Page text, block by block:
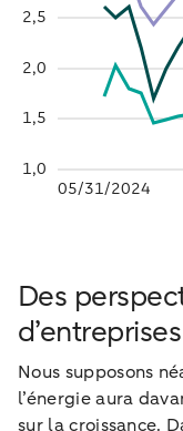
Des
Nous supposons
l’énergie aura
sur la croissance.